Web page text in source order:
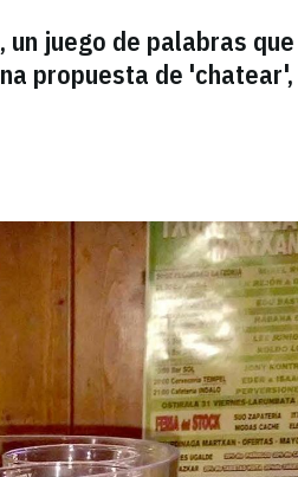
juego de palabras
propuesta de 'chatear',